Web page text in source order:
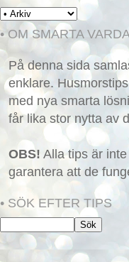
• OM SMARTA
På denna sida
enklare.
med nya smarta
får lika stor nytta av
OBS! Alla tips är
garantera att de
• SÖK EFTER TIPS